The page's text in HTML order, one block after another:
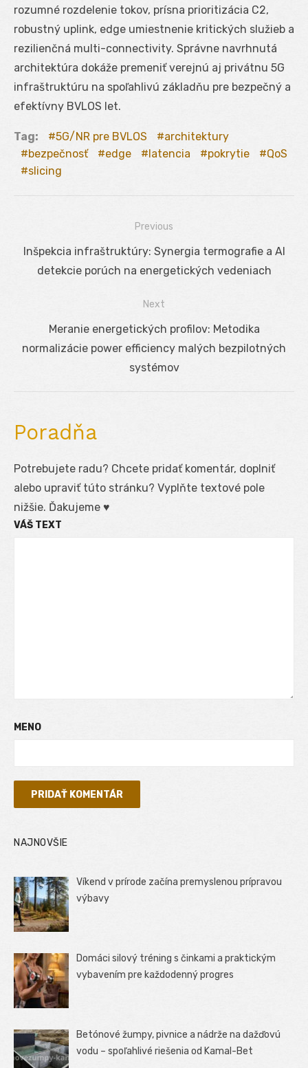
rozumné rozdelenie tokov, prísna prioritizácia C2,
robustný uplink, edge umiestnenie kritických služieb a
rezilienčná multi-connectivity. Správne navrhnutá
architektúra dokáže premeniť verejnú aj privátnu 5G
infraštruktúru na spoľahlivú základňu pre bezpečný a
efektívny BVLOS let.
Tag: 5G/NR pre BVLOS
architektury
bezpečnosť
edge latencia pokrytie
QoS
slicing
Navigácia
Previous
Previous
post:
Inšpekcia infraštruktúry: Synergia termografie a AI
detekcie porúch na energetických vedeniach
Next
post:
Meranie energetických profilov: Metodika
normalizácie power efficiency malých bezpilotných
systémov
Poradňa
Potrebujete radu? Chcete pridať komentár, doplniť
alebo upraviť túto stránku? Vyplňte textové pole
nižšie. Ďakujeme ♥
VÁŠ TEXT
MENO
NAJNOVŠIE
Víkend v prírode začína premyslenou prípravou
výbavy
Domáci silový tréning s činkami a praktickým
vybavením pre každodenný progres
Betónové žumpy, pivnice a nádrže na dažďovú
vodu – spoľahlivé riešenia od Kamal-Bet